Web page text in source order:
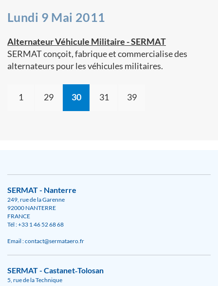
Lundi 9 Mai 2011
Alternateur Véhicule Militaire - SERMAT
SERMAT conçoit, fabrique et commercialise des
alternateurs pour les véhicules militaires.
1 29 30 31 39
SERMAT - Nanterre
249, rue de la Garenne
92000 NANTERRE
FRANCE
Tél : +33 1 46 52 68 68
Email : contact@sermataero.fr
SERMAT - Castanet‑Tolosan
5, rue de la Technique